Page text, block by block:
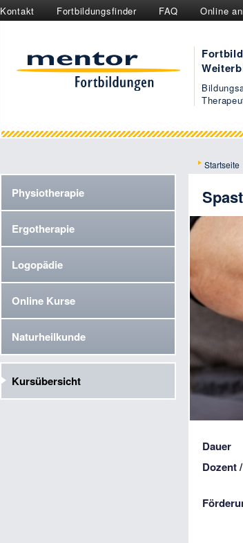
Kontakt Fortbildungsfinder FAQ Online
Startseite
Physiotherapie
Ergotherapie
Logopädie
Online Kurse
Naturheilkunde
Kursübersicht
Dauer
Dozent